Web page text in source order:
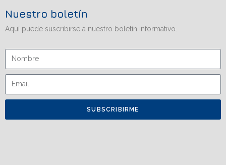
Nuestro boletín
Aquí puede suscribirse a nuestro boletín informativo.
SUBSCRIBIRME